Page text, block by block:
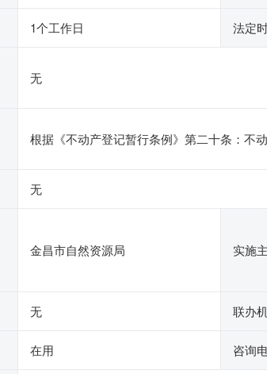
1个工作日 法定
无
根据《不动产登记暂行条例》第二十条：不
无
金昌市自然资源局 实施
无 联办
在用 咨询